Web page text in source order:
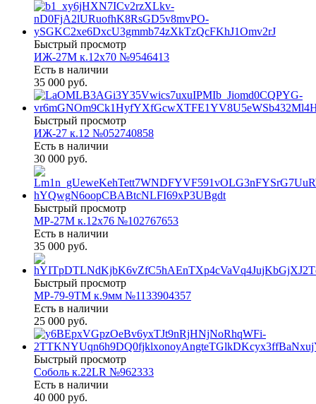
Быстрый просмотр
ИЖ-27М к.12х70 №9546413
Есть в наличии
35 000 руб.
Быстрый просмотр
ИЖ-27 к.12 №052740858
Есть в наличии
30 000 руб.
Быстрый просмотр
МР-27М к.12х76 №102767653
Есть в наличии
35 000 руб.
Быстрый просмотр
МР-79-9ТМ к.9мм №1133904357
Есть в наличии
25 000 руб.
Быстрый просмотр
Соболь к.22LR №962333
Есть в наличии
40 000 руб.